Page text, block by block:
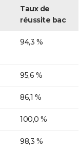
Taux de
réussite bac
94,3 %
95,6 %
86,1 %
100,0 %
98,3 %